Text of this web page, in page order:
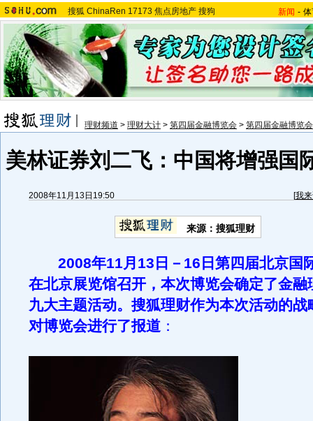
搜狐 ChinaRen 17173 焦点房地产 搜狗 新闻 -
理财频道 > 理财大计 > 第四届金融博览会 > 第四届金融博览
美林证券刘二飞：中国将增强国
2008年11月13日19:50 [我
来源：搜狐理财
2008年11月13日－16日第四届北京国
在北京展览馆召开，本次博览会确定了金融
九大主题活动。搜狐理财作为本次活动的战
对博览会进行了报道：